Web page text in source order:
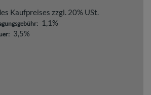
Kaufpreises zzgl. 20% USt.
1,1%
3,5%